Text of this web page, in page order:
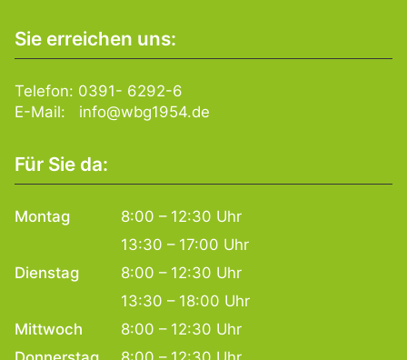
Sie erreichen uns:
Telefon: 0391- 6292-6
E-Mail: info@wbg1954.de
Für Sie da:
Montag
8:00 – 12:30 Uhr
13:30 – 17:00 Uhr
Dienstag
8:00 – 12:30 Uhr
13:30 – 18:00 Uhr
Mittwoch
8:00 – 12:30 Uhr